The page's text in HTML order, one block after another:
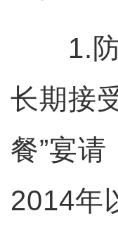
1.防
长期接
餐”宴
2014年